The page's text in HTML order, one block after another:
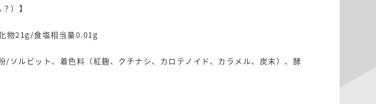
）】
物21g/食塩相当量0.01g
ソルビット、着色料（紅麹、クチナシ、カロテノイド、カラメル、炭末）、酵